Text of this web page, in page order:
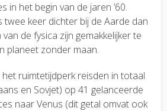
in het begin van de jaren ’60.
twee keer dichter bij de Aarde dan
de fysica zijn gemakkelijker te
planeet zonder maan.
het ruimtetijdperk reisden in totaal
en Sovjet) op 41 gelanceerde
naar Venus (dit getal omvat ook